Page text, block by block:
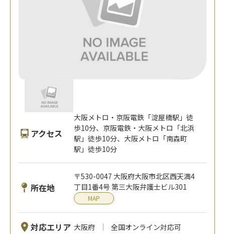
アクセス
大阪メトロ・京阪電鉄「淀屋橋駅」徒
歩10分、京阪電鉄・大阪メトロ「北浜
駅」徒歩10分、大阪メトロ「南森町
駅」徒歩10分
所在地
〒530-0047 大阪府大阪市北区西天満4
丁目1番4号 第三大阪弁護士ビル301
MAP
対応エリア 大阪府 全国オンライン対応可